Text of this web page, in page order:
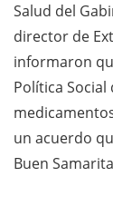
Salud del
director de
informaron
Política
un acuerdo
Buen